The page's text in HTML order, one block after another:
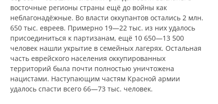
восточные регионы страны ещё до войны как
неблагонадёжные. Во власти оккупантов остались 2 млн.
650 тыс. евреев. Примерно 19—22 тыс. из них удалось
присоединиться к партизанам, ещё 10 650—13 500
человек нашли укрытие в семейных лагерях. Остальная
часть еврейского населения оккупированных
территорий была почти полностью уничтожена
нацистами. Наступающим частям Красной армии
удалось спасти всего 66—73 тыс. человек.